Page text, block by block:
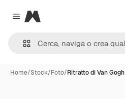
Close menu
Magnific
Home/Stock/Foto/Ritratto di Van Gogh